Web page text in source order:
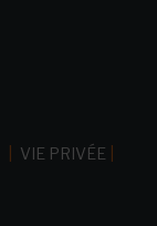
VIE PRIVÉE